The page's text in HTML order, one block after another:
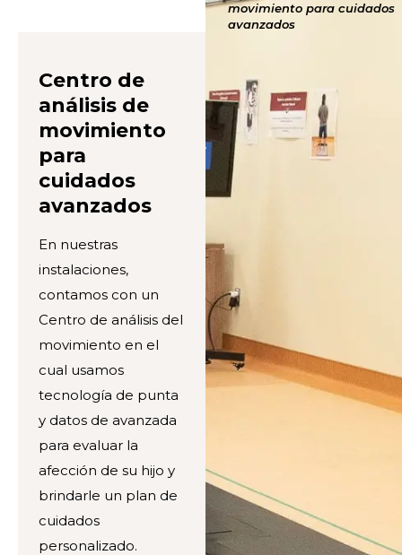
movimiento para cuidados
avanzados
Centro de
análisis de
movimiento
para
cuidados
avanzados
En nuestras
instalaciones,
contamos con un
Centro de análisis del
movimiento en el
cual usamos
tecnología de punta
y datos de avanzada
para evaluar la
afección de su hijo y
brindarle un plan de
cuidados
personalizado.